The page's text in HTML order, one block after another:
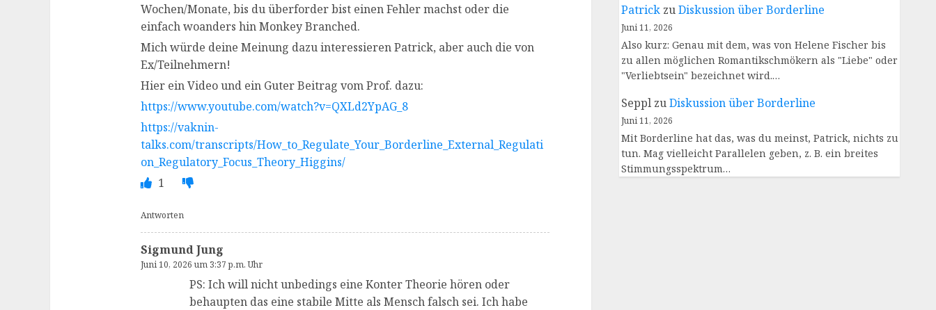
Wochen/Monate, bis du überforder bist einen Fehler machst oder die
einfach woanders hin Monkey Branched.
Mich würde deine Meinung dazu interessieren Patrick, aber auch die von
Ex/Teilnehmern!
Hier ein Video und ein Guter Beitrag vom Prof. dazu:
https://www.youtube.com/watch?v=QXLd2YpAG_8
https://vaknin-
talks.com/transcripts/How_to_Regulate_Your_Borderline_External_Regulati
on_Regulatory_Focus_Theory_Higgins/
1
Antworten
Sigmund Jung
Juni 10, 2026 um 3:37 p.m. Uhr
PS: Ich will nicht unbedings eine Konter Theorie hören oder
behaupten das eine stabile Mitte als Mensch falsch sei. Ich habe
PatrickzuDiskussion über Borderline
Juni 11, 2026
Also kurz: Genau mit dem, was von Helene Fischer bis
zu allen möglichen Romantikschmökern als "Liebe" oder
"Verliebtsein" bezeichnet wird.…
SepplzuDiskussion über Borderline
Juni 11, 2026
Mit Borderline hat das, was du meinst, Patrick, nichts zu
tun. Mag vielleicht Parallelen geben, z. B. ein breites
Stimmungsspektrum…